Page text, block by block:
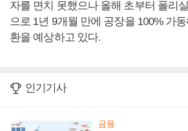
자를 면치 못했으나 올해 초부터 폴리
으로 1년 9개월 만에 공장을 100% 가
환을 예상하고 있다.
인기기사
금융